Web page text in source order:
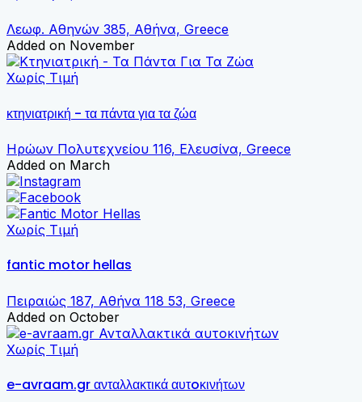
Λεωφ. Αθηνών 385, Αθήνα, Greece
Added on November
Χωρίς Τιμή
κτηνιατρική - τα πάντα για τα ζώα
Ηρώων Πολυτεχνείου 116, Ελευσίνα, Greece
Added on March
Χωρίς Τιμή
fantic motor hellas
Πειραιώς 187, Αθήνα 118 53, Greece
Added on October
Χωρίς Τιμή
e-avraam.gr ανταλλακτικά αυτoκινήτων